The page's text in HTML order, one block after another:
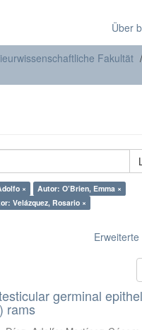
Über
Fakultät
×
Autor: O’Brien, Emma ×
Velázquez, Rosario ×
germinal
rams